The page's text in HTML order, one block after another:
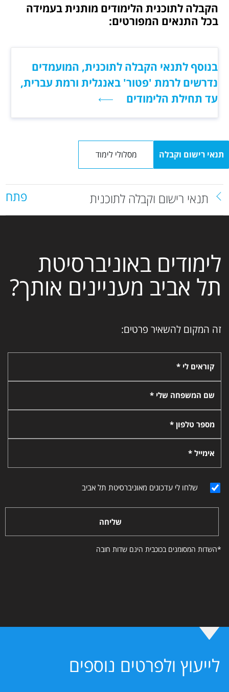
הקבלה לתוכנית הלימודים מותנית בעמידה
בכל התנאים המפורטים:
בנוסף לתנאי הקבלה לתוכנית, המועמדים
נדרשים לרמת 'פטור' באנגלית ורמת עברית,
עד תחילת הלימודים
תנאי רישום וקבלה מסלולי לימוד
תנאי רישום וקבלה לתוכנית פתח
לימודים באוניברסיטת
תל אביב מעניינים אותך?
זה המקום להשאיר פרטים:
קוראים לי *
שם המשפחה שלי *
מספר טלפון *
אימייל *
שלחו לי עדכונים מאוניברסיטת תל אביב
שליחה
*השדות המסומנים בכוכבית הינם שדות חובה
לייעוץ ולפרטים נוספים